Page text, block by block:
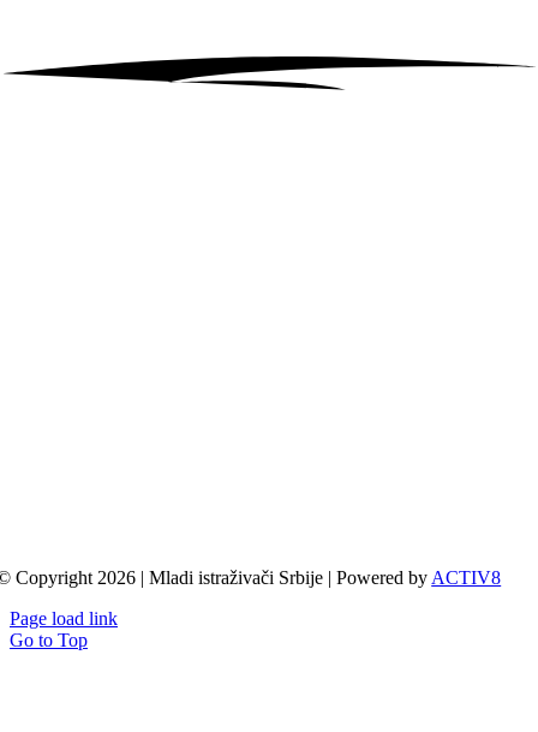
Copyright 2026 | Mladi istraživači Srbije | Powered by ACTIV8
Page load link
Go to Top